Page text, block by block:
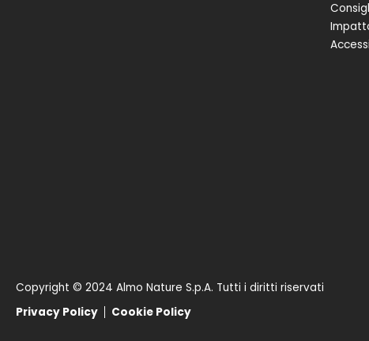
Copyright © 2024 Almo Nature S.p.A. Tutti i diritti riservati
Privacy Policy
Cookie Policy